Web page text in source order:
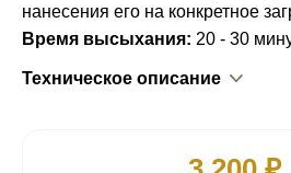
нанесения его на конкретное
Время высыхания: 20 - 30
Техническое описание